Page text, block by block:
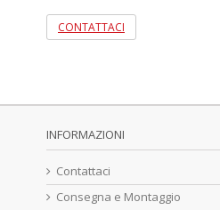
CONTATTACI
INFORMAZIONI
Contattaci
Consegna e Montaggio